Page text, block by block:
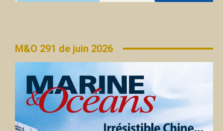
M&O 291 de juin 2026